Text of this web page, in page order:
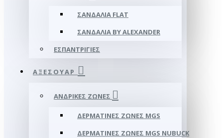
ΣΑΝΔΆΛΙΑ FLAT
ΣΑΝΔΆΛΙΑ BY ALEXANDER
ΕΣΠΑΝΤΡΊΓΙΕΣ
ΑΞΕΣΟΥΑΡ
ΑΝΔΡΙΚΈΣ ΖΏΝΕΣ
ΔΕΡΜΆΤΙΝΕΣ ΖΏΝΕΣ MGS
ΔΕΡΜΆΤΙΝΕΣ ΖΏΝΕΣ MGS NUBUCK